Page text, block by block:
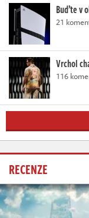
Buďte v
21
Vrchol
116
RECENZE